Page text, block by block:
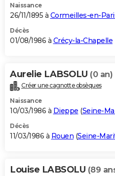
Naissance
26/11/1895 à Cormeilles-en-
Décès
01/08/1986 à Crécy-la-Chapelle
Aurelie LABSOLU (0 an)
Créer une cagnotte obsèques
Naissance
10/03/1986 à Dieppe (Seine-
Décès
11/03/1986 à Rouen (Seine-
Louise LABSOLU (89